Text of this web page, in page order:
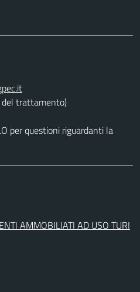
del trattamento)
per questioni riguardanti la
AMMOBILIATI AD USO TURI